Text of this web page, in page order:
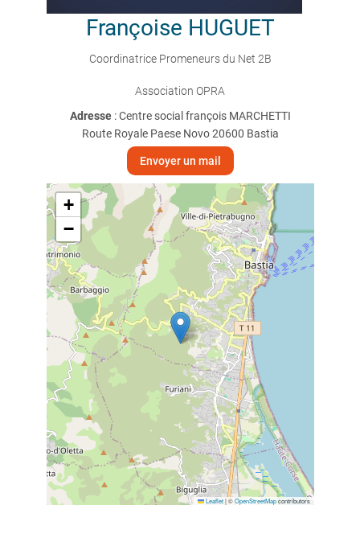
Françoise HUGUET
Coordinatrice Promeneurs du Net 2B
Association OPRA
Adresse : Centre social françois MARCHETTI
Route Royale Paese Novo 20600 Bastia
Envoyer un mail
+
−
Leaflet |©OpenStreetMapcontributors